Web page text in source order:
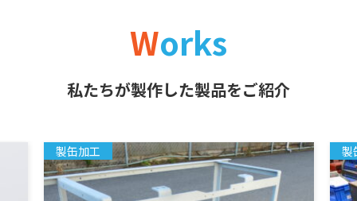
Works
私たちが製作した製品をご紹介
製缶加工